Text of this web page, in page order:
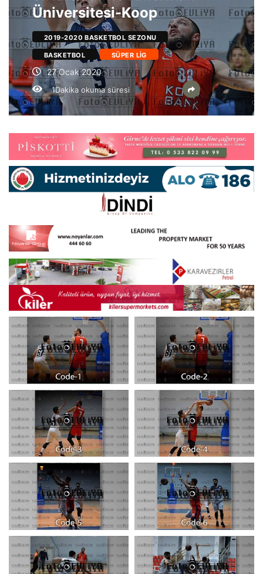
Üniversitesi-Koop
2019-2020 BASKETBOL SEZONU
BASKETBOL SÜPER LIG
27 Ocak 2020
1Dakika okuma süresi